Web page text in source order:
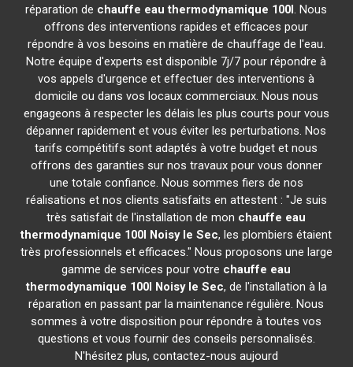
réparation de chauffe eau thermodynamique 100l. Nous
offrons des interventions rapides et efficaces pour
répondre à vos besoins en matière de chauffage de l'eau.
Notre équipe d'experts est disponible 7j/7 pour répondre à
vos appels d'urgence et effectuer des interventions à
domicile ou dans vos locaux commerciaux. Nous nous
engageons à respecter les délais les plus courts pour vous
dépanner rapidement et vous éviter les perturbations. Nos
tarifs compétitifs sont adaptés à votre budget et nous
offrons des garanties sur nos travaux pour vous donner
une totale confiance. Nous sommes fiers de nos
réalisations et nos clients satisfaits en attestent : "Je suis
très satisfait de l'installation de mon chauffe eau
thermodynamique 100l Noisy le Sec, les plombiers étaient
très professionnels et efficaces." Nous proposons une large
gamme de services pour votre chauffe eau
thermodynamique 100l Noisy le Sec, de l'installation à la
réparation en passant par la maintenance régulière. Nous
sommes à votre disposition pour répondre à toutes vos
questions et vous fournir des conseils personnalisés.
N'hésitez plus, contactez-nous aujourd